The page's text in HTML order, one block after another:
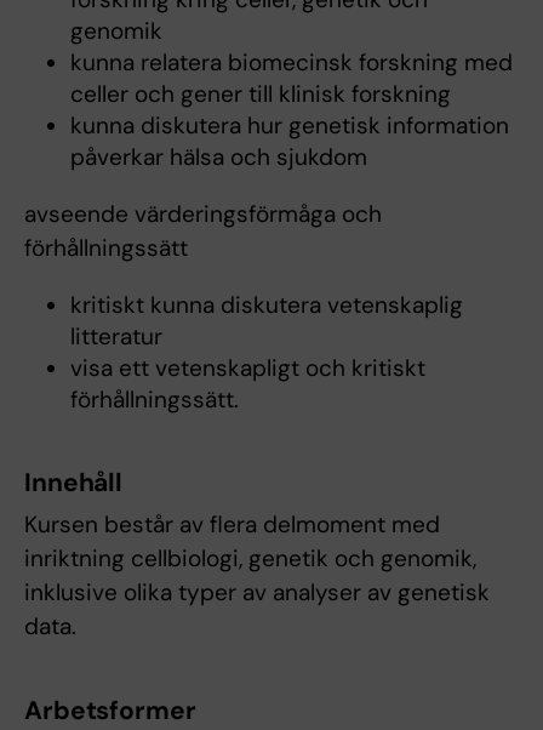
genomik
kunna relatera biomecinsk forskning med
celler och gener till klinisk forskning
kunna diskutera hur genetisk information
påverkar hälsa och sjukdom
avseende värderingsförmåga och
förhållningssätt
kritiskt kunna diskutera vetenskaplig
litteratur
visa ett vetenskapligt och kritiskt
förhållningssätt.
Innehåll
Kursen består av flera delmoment med
inriktning cellbiologi, genetik och genomik,
inklusive olika typer av analyser av genetisk
data.
Arbetsformer